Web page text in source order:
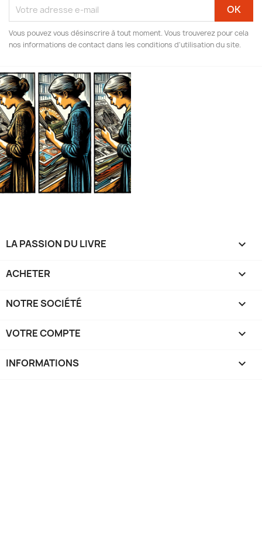
Vous pouvez vous désinscrire à tout moment. Vous trouverez pour cela
nos informations de contact dans les conditions d'utilisation du site.
LA PASSION DU LIVRE 
ACHETER 
NOTRE SOCIÉTÉ 
VOTRE COMPTE 
INFORMATIONS keyboard_arrow_down